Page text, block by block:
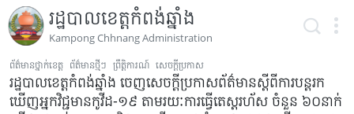
រដ្ឋបាលខេត្តកំពង់ឆ្នាំង
Kampong Chhnang Administration
ព័ត៌មានថ្នាក់ខេត្ត ព័ត៌មានថ្មីៗ ព្រឹត្តិការណ៍ សេចក្ដីប្រកាស
រដ្ឋបាលខេត្តកំពង់ឆ្នាំង ចេញសេចក្តីប្រកាសព័ត៌មានស្តីពីការបន្តរក
ឃើញអ្នកវិជ្ជមានកូវីដ-១៩ តាមរយៈការធ្វើតេស្តរហ័ស ចំនួន ៦០នាក់